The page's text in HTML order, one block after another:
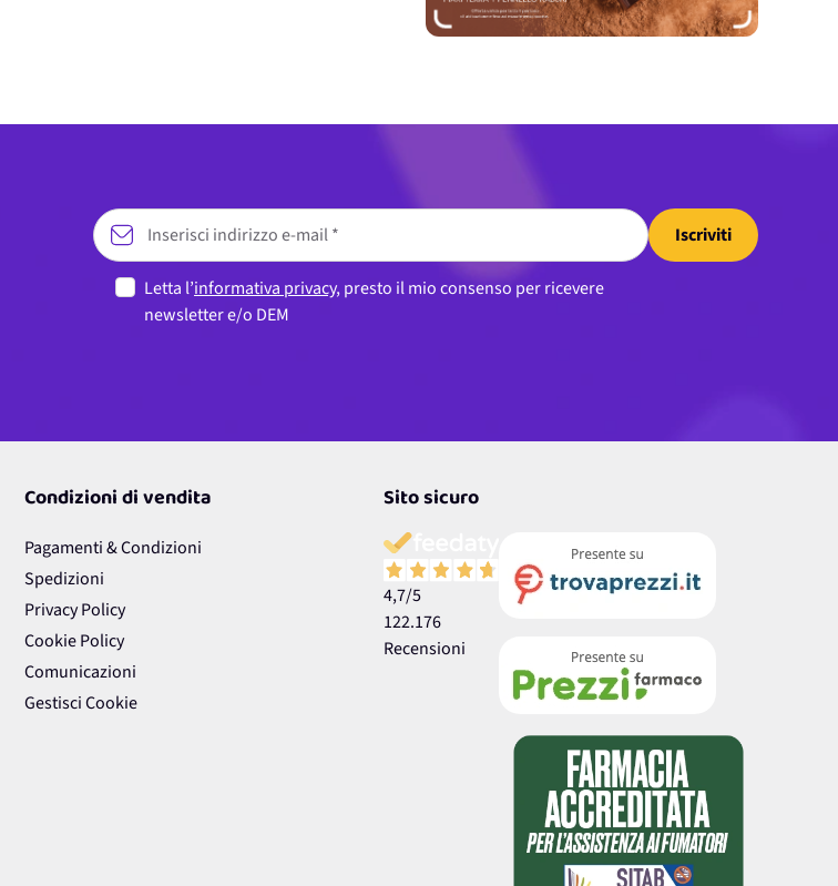
Iscriviti
Letta l’informativa privacy, presto il mio consenso per ricevere
newsletter e/o DEM
Condizioni di vendita
Pagamenti & Condizioni
Spedizioni
Privacy Policy
Cookie Policy
Comunicazioni
Gestisci Cookie
Sito sicuro
4,7/5
122.176
Recensioni